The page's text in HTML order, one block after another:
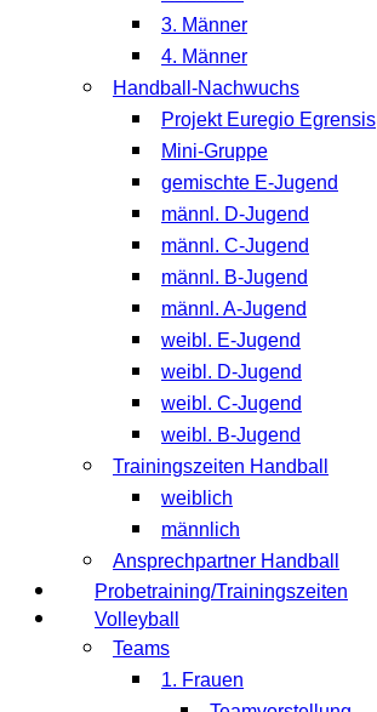
3. Männer
4. Männer
Handball-Nachwuchs
Projekt Euregio Egrensis
Mini-Gruppe
gemischte E-Jugend
männl. D-Jugend
männl. C-Jugend
männl. B-Jugend
männl. A-Jugend
weibl. E-Jugend
weibl. D-Jugend
weibl. C-Jugend
weibl. B-Jugend
Trainingszeiten Handball
weiblich
männlich
Ansprechpartner Handball
Probetraining/Trainingszeiten
Volleyball
Teams
1. Frauen